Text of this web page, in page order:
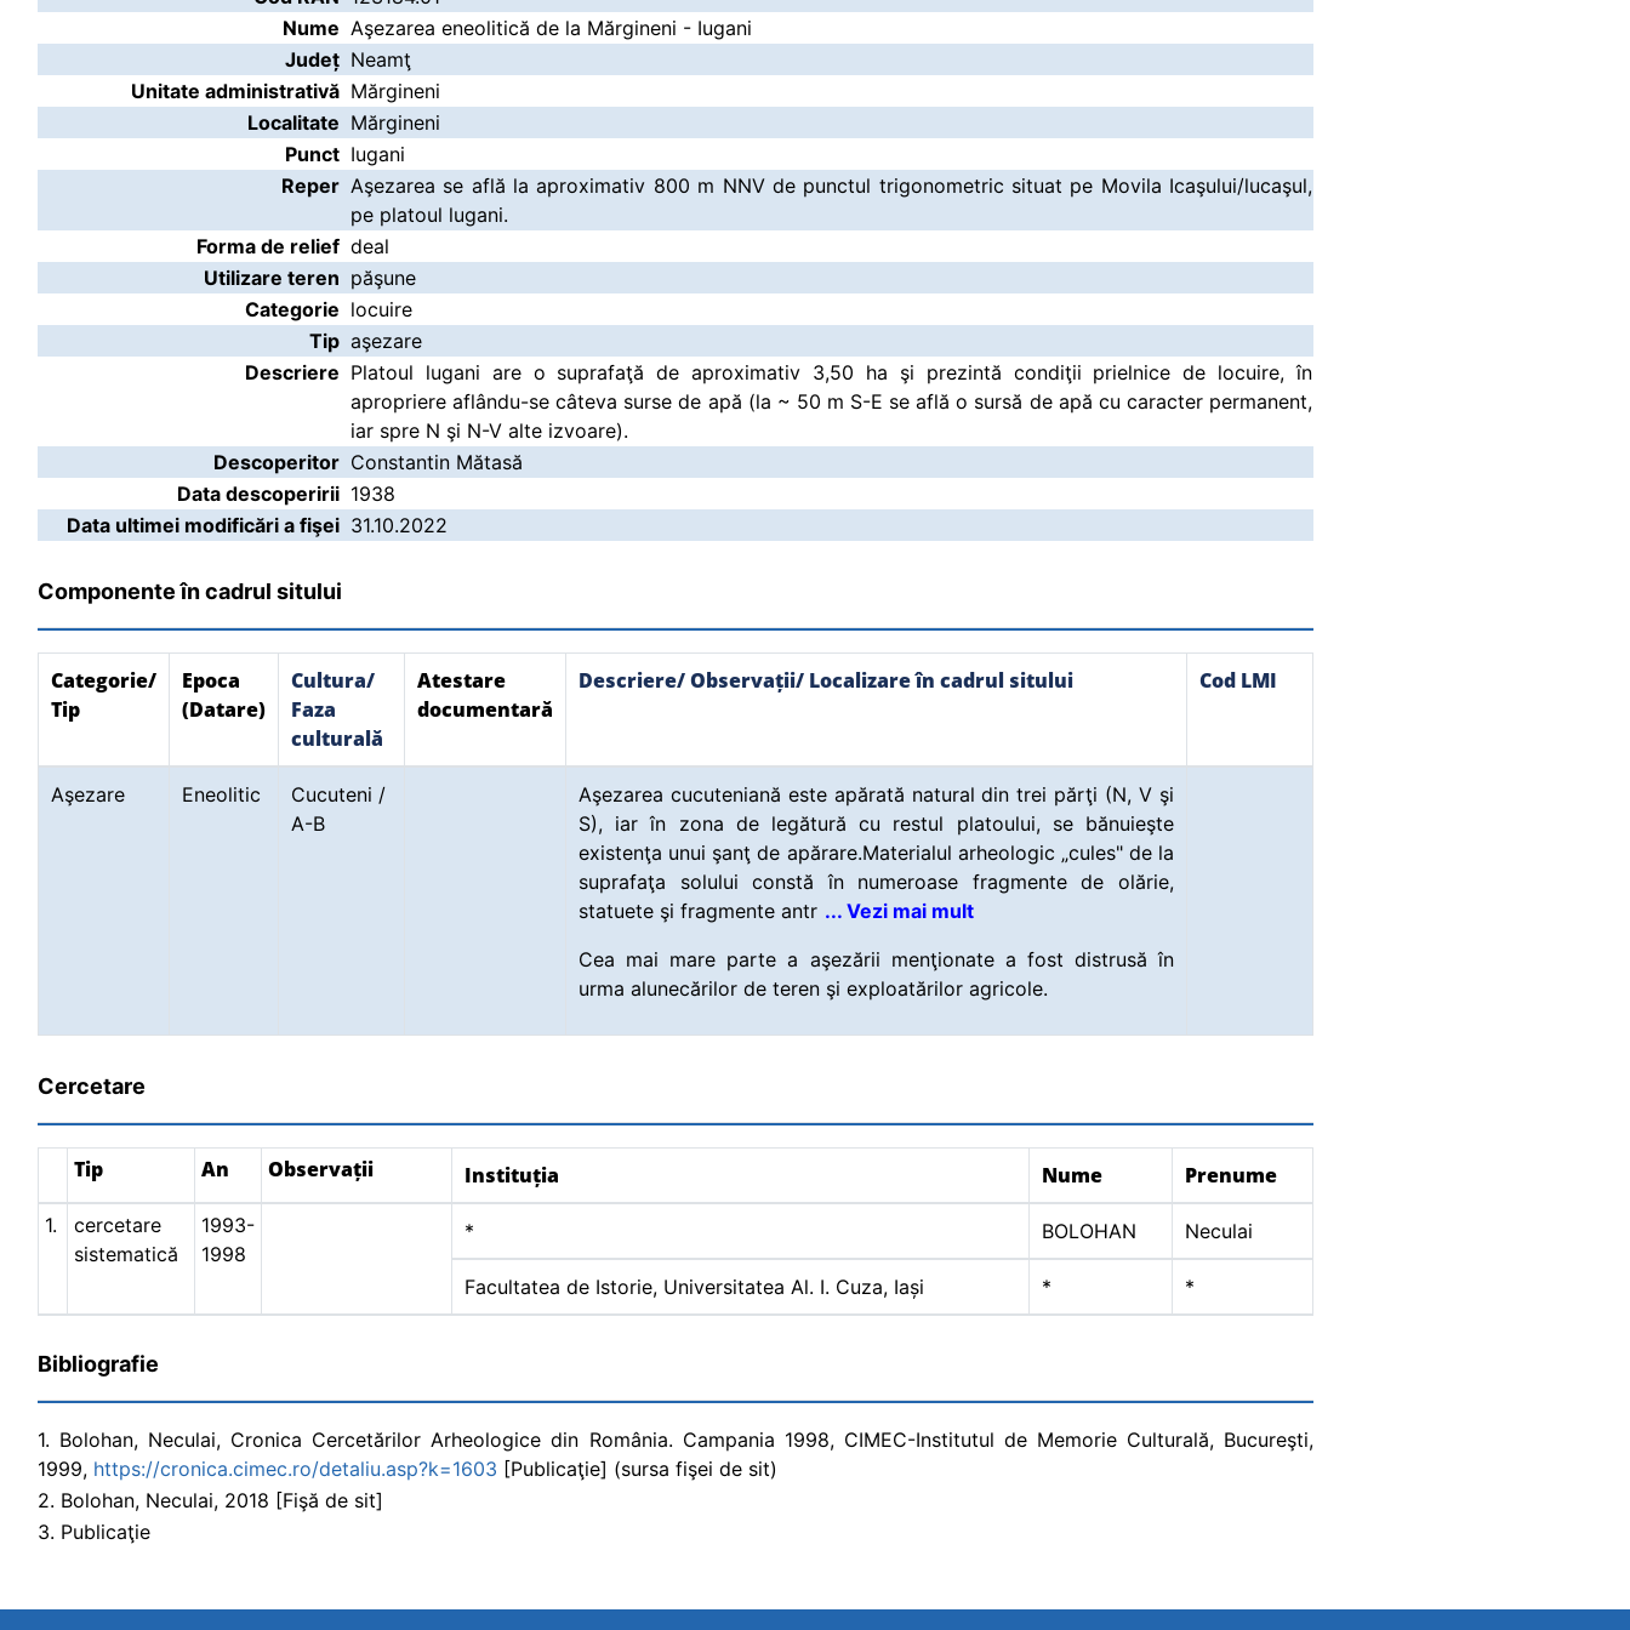
Nume Aşezarea eneolitică de la Mărgineni - Iugani
Județ Neamţ
Unitate administrativă Mărgineni
Localitate Mărgineni
Punct Iugani
Reper Aşezarea se află la aproximativ 800 m NNV de punctul trigonometric situat pe Movila Icaşului/lucaşul,
pe platoul lugani.
Forma de relief deal
Utilizare teren păşune
Categorie locuire
Tip aşezare
Descriere Platoul lugani are o suprafaţă de aproximativ 3,50 ha şi prezintă condiţii prielnice de locuire, în
apropriere aflându-se câteva surse de apă (la ~ 50 m S-E se află o sursă de apă cu caracter permanent,
iar spre N şi N-V alte izvoare).
Descoperitor Constantin Mătasă
Data descoperirii 1938
Data ultimei modificări a fişei 31.10.2022
Componente în cadrul sitului
Categorie/
Tip
Epoca
(Datare)
Cultura/
Faza
culturală
Atestare
documentară
Descriere/ Observații/ Localizare în cadrul sitului Cod LMI
Aşezare Eneolitic
Cucuteni /
A-B
Aşezarea cucuteniană este apărată natural din trei părţi (N, V şi
S), iar în zona de legătură cu restul platoului, se bănuieşte
existenţa unui şanţ de apărare.Materialul arheologic „cules" de la
suprafaţa solului constă în numeroase fragmente de olărie,
statuete şi fragmente antr ... Vezi mai mult
Cea mai mare parte a aşezării menţionate a fost distrusă în
urma alunecărilor de teren şi exploatărilor agricole.
Cercetare
Tip An Observații Instituția Nume Prenume
1.
cercetare
sistematică
1993-
1998
* BOLOHAN Neculai
Facultatea de Istorie, Universitatea Al. I. Cuza, Iași * *
Bibliografie
1. Bolohan, Neculai, Cronica Cercetărilor Arheologice din România. Campania 1998, CIMEC-Institutul de Memorie Culturală, Bucureşti,
1999, https://cronica.cimec.ro/detaliu.asp?k=1603 [Publicaţie] (sursa fişei de sit)
2. Bolohan, Neculai, 2018 [Fişă de sit]
3. Publicaţie